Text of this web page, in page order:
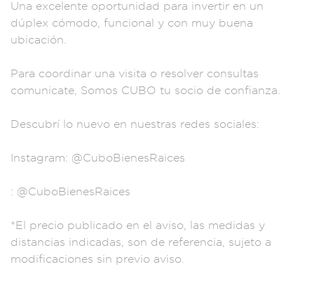
Una excelente oportunidad para invertir en un
dúplex cómodo, funcional y con muy buena
ubicación.
Para coordinar una visita o resol ver consultas
comunicate, Somos CUBO tu socio de confianza.
Descubrí lo nuevo en nuestras redes sociales:
Instagram: @CuboBienesRaices
: @CuboBienesRaices
*E l precio pub licado en el aviso, las medidas y
distancias indicadas, son de referencia, sujeto a
modificaciones sin previo aviso